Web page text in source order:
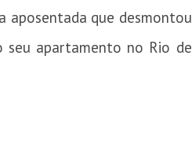
aposentada que desmontou
seu apartamento no Rio de